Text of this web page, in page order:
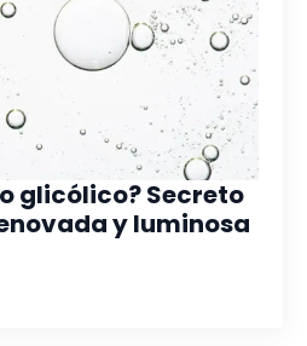
glicólico? Secreto
y luminosa